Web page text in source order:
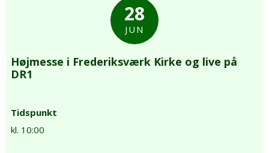
28
JUN
Højmesse i Frederiksværk Kirke og live på
DR1
Tidspunkt
kl. 10:00